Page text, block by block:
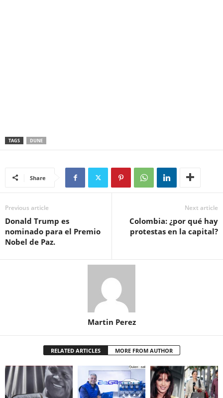
TAGS DUNE
Share
Previous article
Donald Trump es
nominado para el Premio
Nobel de Paz.
Next article
Colombia: ¿por qué hay
protestas en la capital?
Martin Perez
RELATED ARTICLES MORE FROM AUTHOR